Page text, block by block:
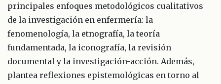
principales enfoques metodológicos cualitativos
de la investigación en enfermería: la
fenomenología, la etnografía, la teoría
fundamentada, la iconografía, la revisión
documental y la investigación-acción. Además,
plantea reflexiones epistemológicas en torno al